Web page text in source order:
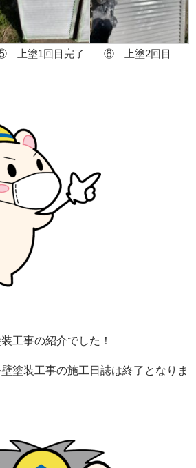
上塗1回目完了 ⑥ 上塗2回目
工事の紹介でした！
塗装工事の施工日誌は終了となりま